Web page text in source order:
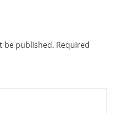
be published. Required